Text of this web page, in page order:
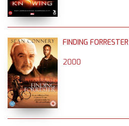
FINDING FORRESTER
2000